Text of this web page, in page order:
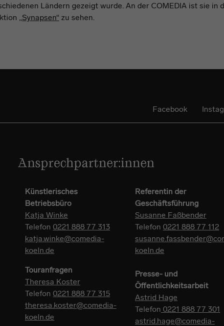
Ländern gezeigt wurde. An der COMEDIA ist sie in
„Synapsen“ zu sehen.
Facebook
Ansprechpartner:innen
Künstlerisches
Betriebsbüro
Katja Winke
Telefon 0221 888 77 313
katja.winke@comedia-
koeln.de
Touranfragen
Theresa Koster
Telefon 0221 888 77 315
theresa.koster@comedia-
koeln.de
Referentin der
Geschäftsführung
Susanne Faßbender
Telefon 0221 888 77 112
koeln.de
Presse- und
Öffentlichkeitsarbeit
Astrid Hage
Telefon 0221 888 77 301
astrid.hage@comedia-